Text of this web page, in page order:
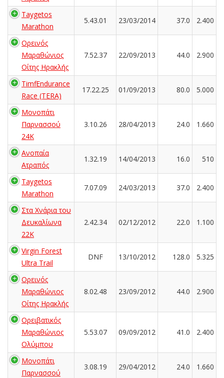
Taygetos
Marathon
5.43.01 23/03/2014 37.0 2.400
Ορεινός
Μαραθώνιος
Οίτης Ηρακλής
7.52.37 22/09/2013 44.0 2.900
Timfi Endurance
Race (TERA)
17.22.25 01/09/2013 80.0 5.000
Μονοπάτι
Παρνασσού
24K
3.10.26 28/04/2013 24.0 1.660
Ανοπαία
Ατραπός
1.32.19 14/04/2013 16.0 510
Taygetos
Marathon
7.07.09 24/03/2013 37.0 2.400
Στα Χνάρια του
Δευκαλίωνα
22K
2.42.34 02/12/2012 22.0 1.100
Virgin Forest
Ultra Trail
DNF 13/10/2012 128.0 5.325
Ορεινός
Μαραθώνιος
Οίτης Ηρακλής
8.02.48 23/09/2012 44.0 2.900
Ορειβατικός
Μαραθώνιος
Ολύμπου
5.53.07 09/09/2012 41.0 2.400
Μονοπάτι
Παρνασσού
3.08.19 29/04/2012 24.0 1.660